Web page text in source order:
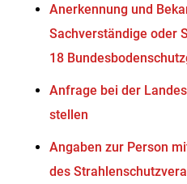
Anerkennung und
Sachverständige oder
18
Anfrage bei der
stellen
Angaben zur Person
des